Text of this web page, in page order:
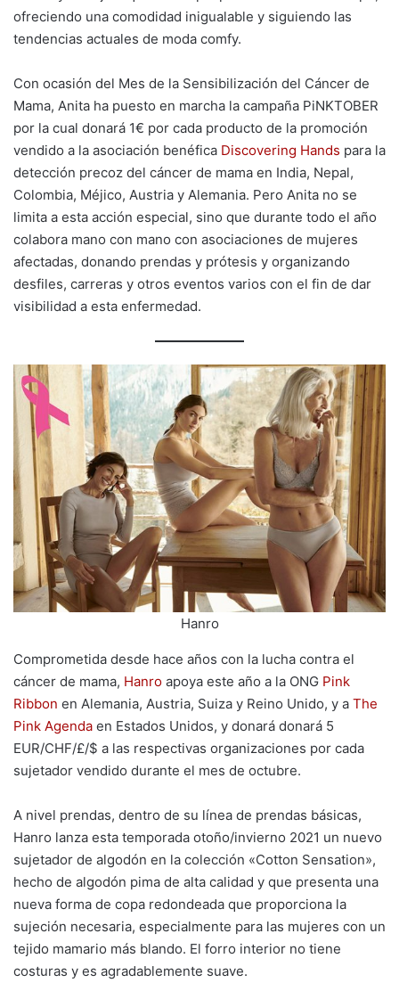
ofreciendo una comodidad inigualable y siguiendo las
tendencias actuales de moda comfy.
Con ocasión del Mes de la Sensibilización del Cáncer de
Mama, Anita ha puesto en marcha la campaña PiNKTOBER
por la cual donará 1€ por cada producto de la promoción
vendido a la asociación benéfica Discovering Hands para la
detección precoz del cáncer de mama en India, Nepal,
Colombia, Méjico, Austria y Alemania. Pero Anita no se
limita a esta acción especial, sino que durante todo el año
colabora mano con mano con asociaciones de mujeres
afectadas, donando prendas y prótesis y organizando
desfiles, carreras y otros eventos varios con el fin de dar
visibilidad a esta enfermedad.
Hanro
Comprometida desde hace años con la lucha contra el
cáncer de mama, Hanro apoya este año a la ONG Pink
Ribbon en Alemania, Austria, Suiza y Reino Unido, y a The
Pink Agenda en Estados Unidos, y donará donará 5
EUR/CHF/£/$ a las respectivas organizaciones por cada
sujetador vendido durante el mes de octubre.
A nivel prendas, dentro de su línea de prendas básicas,
Hanro lanza esta temporada otoño/invierno 2021 un nuevo
sujetador de algodón en la colección «Cotton Sensation»,
hecho de algodón pima de alta calidad y que presenta una
nueva forma de copa redondeada que proporciona la
sujeción necesaria, especialmente para las mujeres con un
tejido mamario más blando. El forro interior no tiene
costuras y es agradablemente suave.